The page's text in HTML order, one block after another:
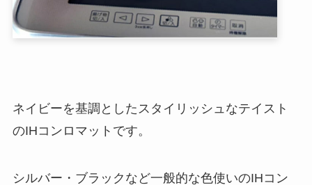
ネイビーを基調としたスタイリッシュなテイスト
のIHコンロマットです。
シルバー・ブラックなど一般的な色使いのIHコン